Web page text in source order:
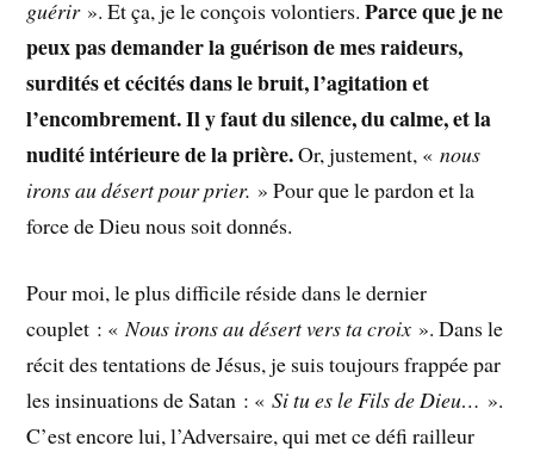
guérir». Et ça, je le conçois volontiers.Parce que je ne
peux pas demander la guérison de mes raideurs,
surdités et cécités dans le bruit, l’agitation et
l’encombrement. Il y faut du silence, du calme, et la
nudité intérieure de la prière.Or, justement, «nous
irons au désert pour prier. » Pour que le pardon et la
force de Dieu nous soit donnés.
Pour moi, le plus difficile réside dans le dernier
couplet : «Nous irons au désert vers ta croix ». Dans le
récit des tentations de Jésus, je suis toujours frappée par
les insinuations de Satan : «Si tu es le Fils de Dieu… ».
C’est encore lui, l’Adversaire, qui met ce défi railleur